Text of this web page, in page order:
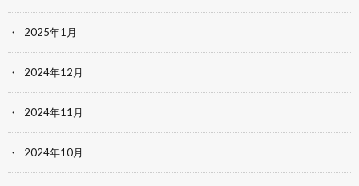
2025年1月
2024年12月
2024年11月
2024年10月